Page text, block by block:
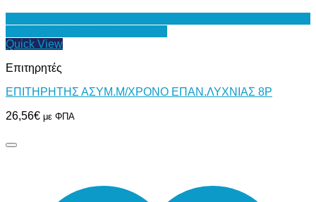
Quick View
Επιτηρητές
ΕΠΙΤΗΡΗΤΗΣ ΑΣΥΜ.Μ/ΧΡΟΝΟ ΕΠΑΝ.ΛΥΧΝΙΑΣ 8Ρ
26,56€ με ΦΠΑ